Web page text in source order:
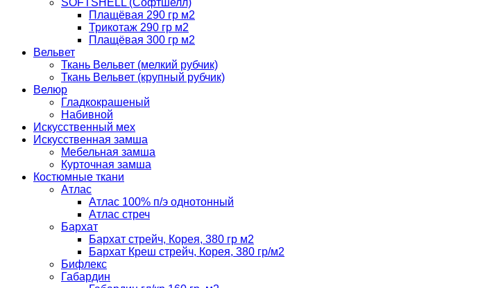
SOFTSHELL (Софтшелл)
Плащёвая 290 гр м2
Трикотаж 290 гр м2
Плащёвая 300 гр м2
Вельвет
Ткань Вельвет (мелкий рубчик)
Ткань Вельвет (крупный рубчик)
Велюр
Гладкокрашеный
Набивной
Искусственный мех
Искусственная замша
Мебельная замша
Курточная замша
Костюмные ткани
Атлас
Атлас 100% п/э однотонный
Атлас стреч
Бархат
Бархат стрейч, Корея, 380 гр м2
Бархат Креш стрейч, Корея, 380 гр/м2
Бифлекс
Габардин